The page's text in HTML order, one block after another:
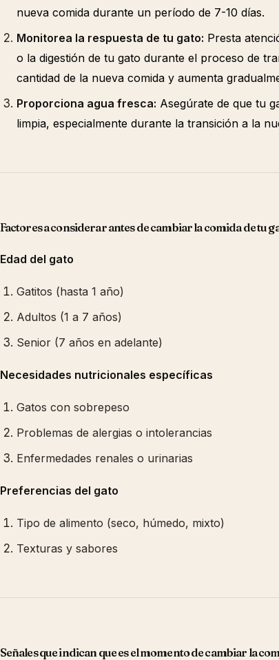
nueva comida durante un período de 7-10 días.
Monitorea la respuesta de tu gato: Presta
o la digestión de tu gato durante el proceso de
cantidad de la nueva comida y aumenta
Proporciona agua fresca: Asegúrate de que tu
limpia, especialmente durante la transición a la
Factores a considerar antes de cambiar la comida de tu
Edad del gato
Gatitos (hasta 1 año)
Adultos (1 a 7 años)
Senior (7 años en adelante)
Necesidades nutricionales específicas
Gatos con sobrepeso
Problemas de alergias o intolerancias
Enfermedades renales o urinarias
Preferencias del gato
Tipo de alimento (seco, húmedo, mixto)
Texturas y sabores
Señales que indican que es el momento de cambiar la